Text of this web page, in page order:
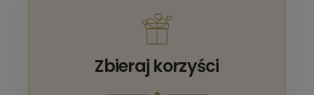
Zbieraj korzyści